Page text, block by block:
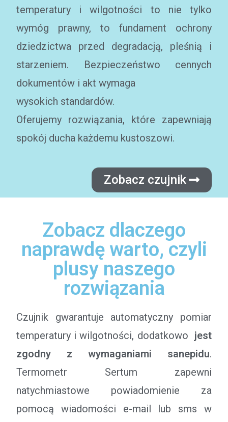
temperatury i wilgotności to nie tylko
wymóg prawny, to fundament ochrony
dziedzictwa przed degradacją, pleśnią i
starzeniem. Bezpieczeństwo cennych
dokumentów i akt wymaga
wysokich standardów.
Oferujemy rozwiązania, które zapewniają
spokój ducha każdemu kustoszowi.
Zobacz czujnik
Zobacz dlaczego
naprawdę warto, czyli
plusy naszego
rozwiązania
Czujnik gwarantuje automatyczny pomiar
temperatury i wilgotności, dodatkowo jest
zgodny z wymaganiami sanepidu.
Termometr Sertum zapewni
natychmiastowe powiadomienie za
pomocą wiadomości e-mail lub sms w